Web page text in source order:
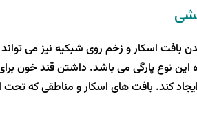
بافت اسکار و زخم روی شبکیه نیز می
این نوع پارگی می باشد. داشتن قند خون
کند. بافت های اسکار و مناطقی که